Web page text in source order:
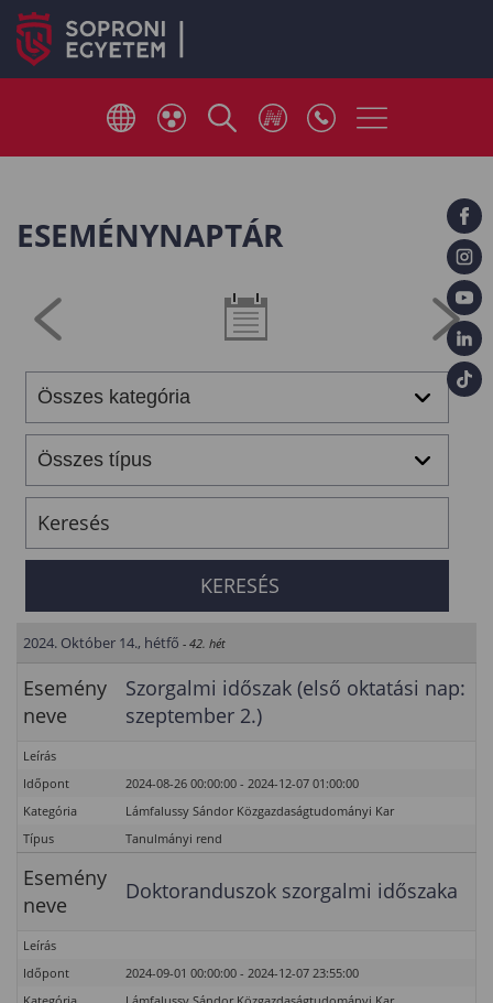
ESEMÉNYNAPTÁR
2024. Október 14., hétfő - 42. hét
Esemény
neve
Szorgalmi időszak (első oktatási nap:
szeptember 2.)
Leírás
Időpont
2024-08-26 00:00:00 - 2024-12-07 01:00:00
Kategória
Lámfalussy Sándor Közgazdaságtudományi Kar
Típus
Tanulmányi rend
Esemény
neve
Doktoranduszok szorgalmi időszaka
Leírás
Időpont
2024-09-01 00:00:00 - 2024-12-07 23:55:00